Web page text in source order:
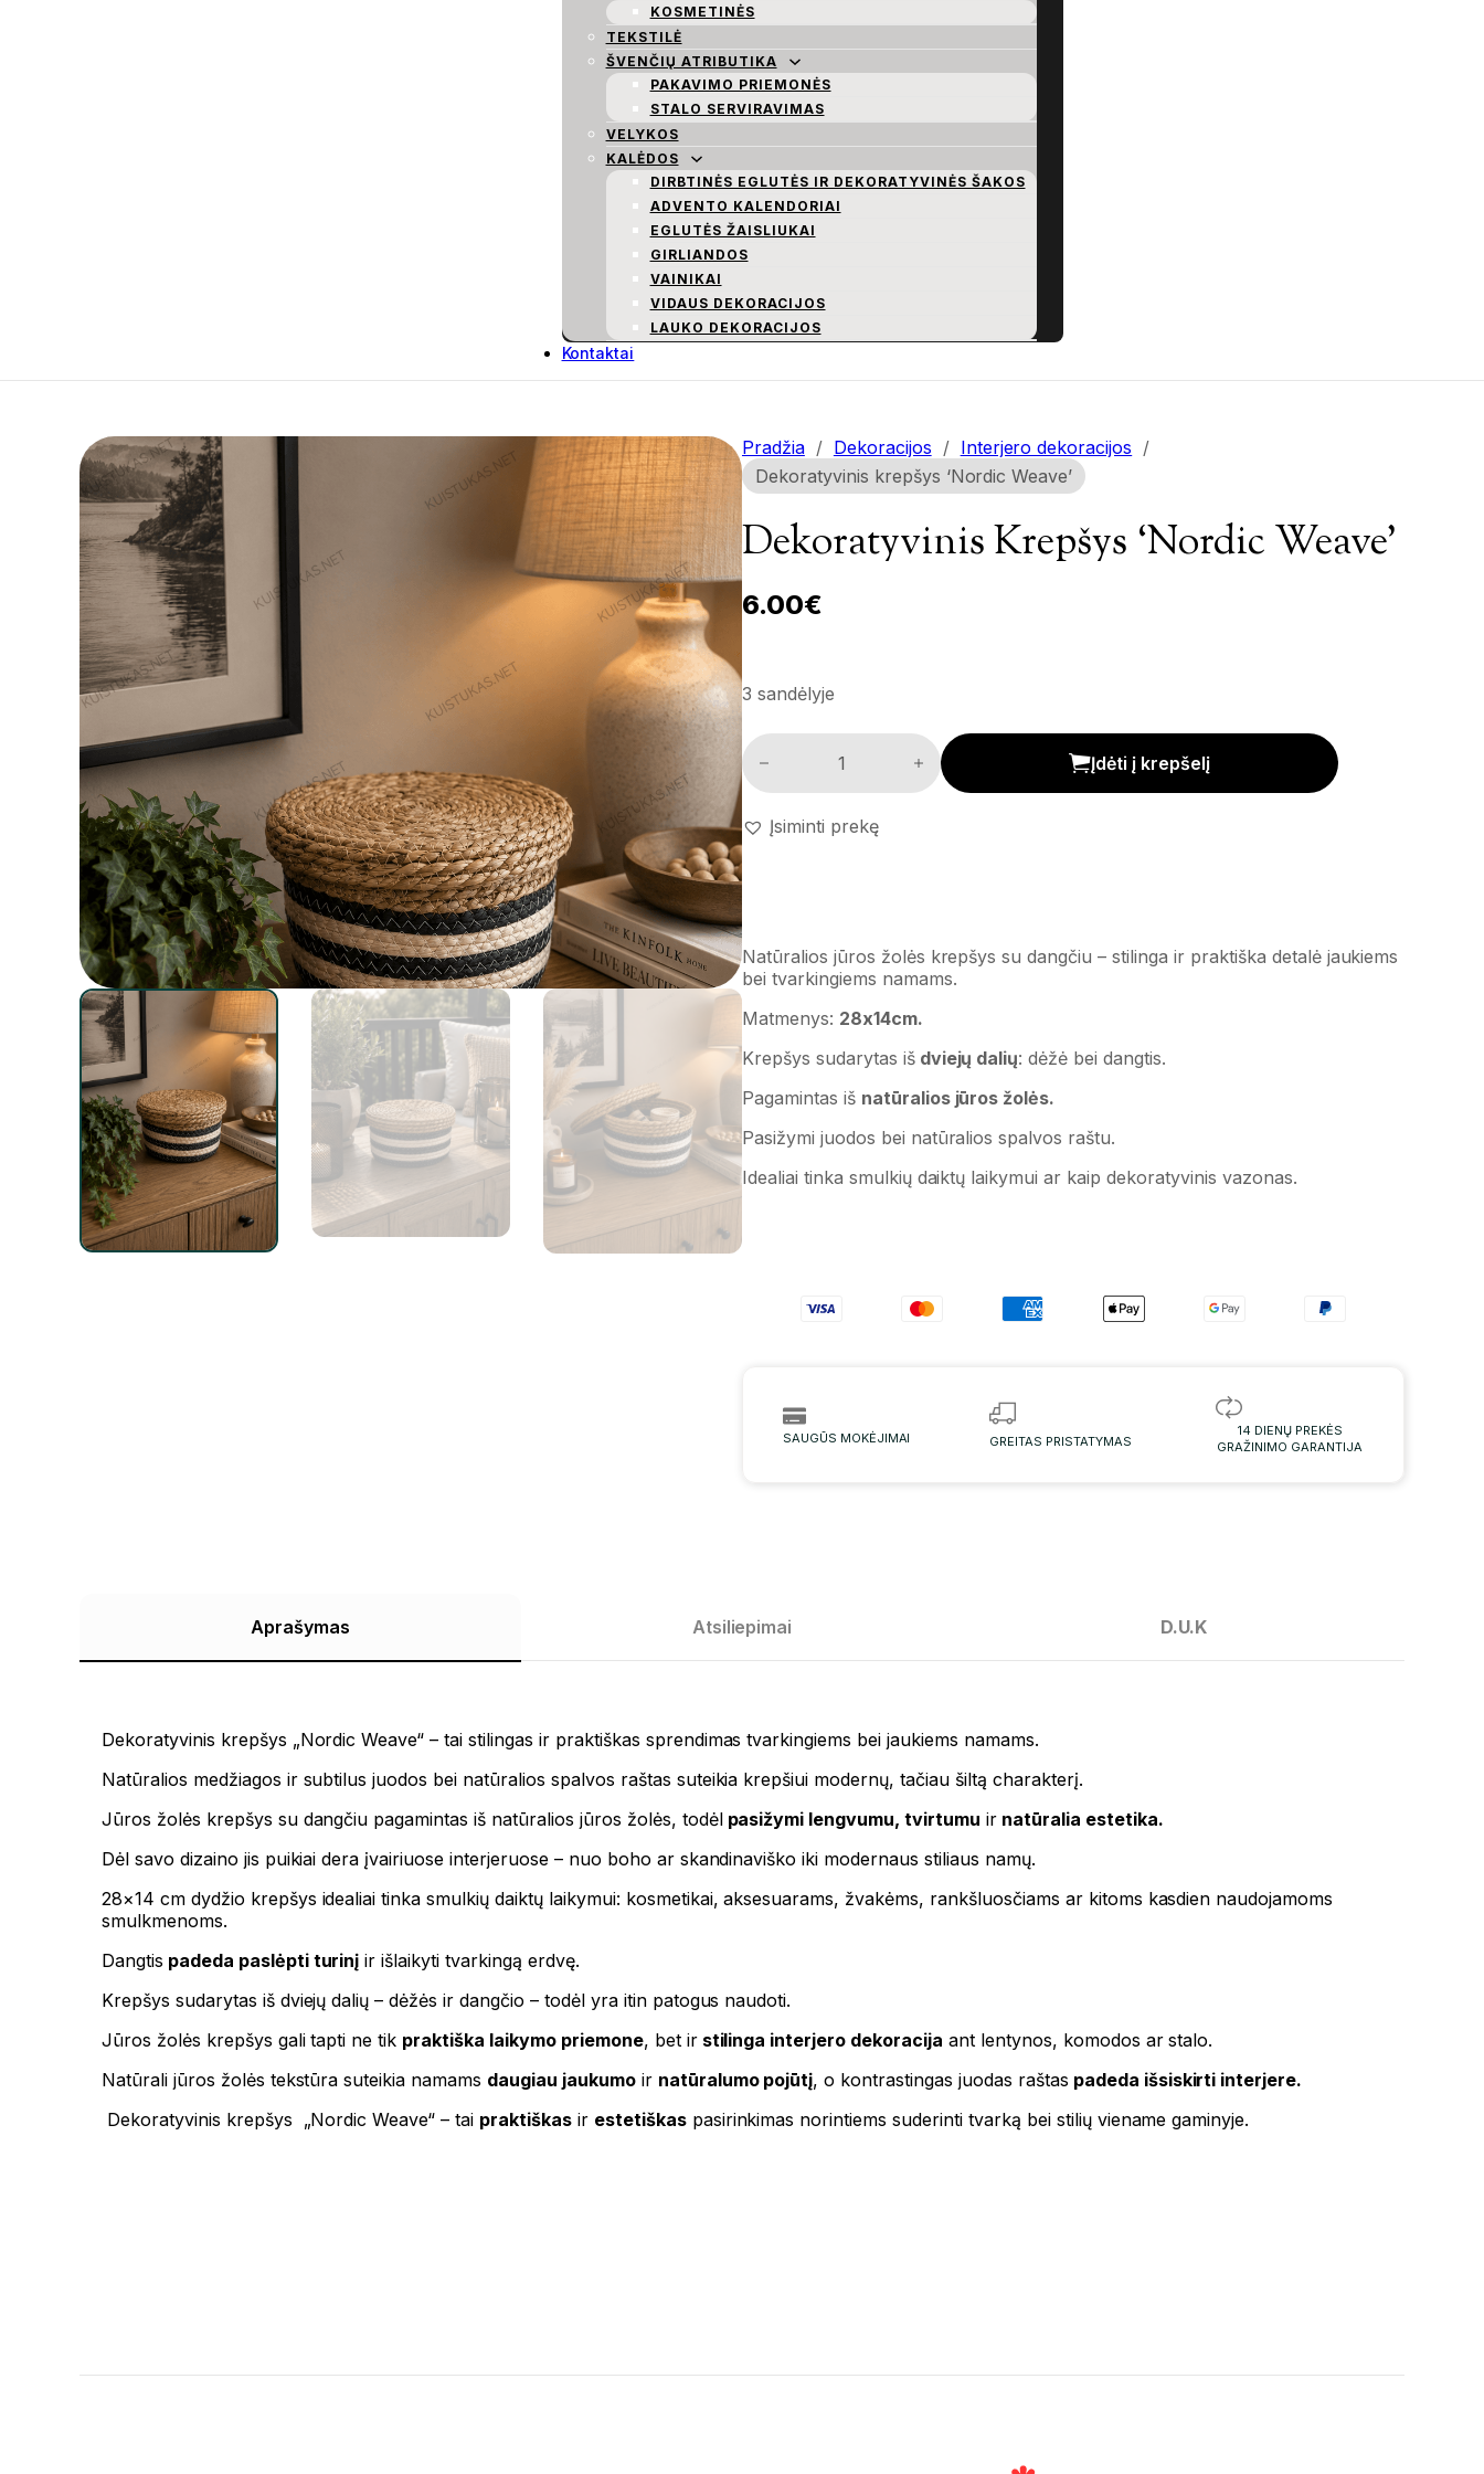
KOSMETINĖS
TEKSTILĖ
ŠVENČIŲ ATRIBUTIKA
PAKAVIMO PRIEMONĖS
STALO SERVIRAVIMAS
VELYKOS
KALĖDOS
DIRBTINĖS EGLUTĖS IR DEKORATYVINĖS ŠAKOS
ADVENTO KALENDORIAI
EGLUTĖS ŽAISLIUKAI
GIRLIANDOS
VAINIKAI
VIDAUS DEKORACIJOS
LAUKO DEKORACIJOS
Kontaktai
Pradžia / Dekoracijos / Interjero dekoracijos /
Dekoratyvinis krepšys ‘Nordic Weave’
Dekoratyvinis Krepšys ‘Nordic Weave’
6.00€
3 sandėlyje
Dekoratyvinis krepšys 'Nordic Weave' kiekis
Įdėti į krepšelį
Įsiminti prekę
Natūralios jūros žolės krepšys su dangčiu – stilinga ir praktiška detalė jaukiems
bei tvarkingiems namams.
Matmenys: 28x14cm.
Krepšys sudarytas išdviejų dalių: dėžė bei dangtis.
Pagamintas iš natūralios jūros žolės.
Pasižymi juodos bei natūralios spalvos raštu.
Idealiai tinka smulkių daiktų laikymui ar kaip dekoratyvinis vazonas.
SAUGŪS MOKĖJIMAI GREITAS PRISTATYMAS
14 DIENŲ PREKĖS
GRAŽINIMO GARANTIJA
Aprašymas Atsiliepimai D.U.K
Dekoratyvinis krepšys „Nordic Weave“ – tai stilingas ir praktiškas sprendimas tvarkingiems bei jaukiems namams.
Natūralios medžiagos ir subtilus juodos bei natūralios spalvos raštas suteikia krepšiui modernų, tačiau šiltą charakterį.
Jūros žolės krepšys su dangčiu pagamintas iš natūralios jūros žolės, todėlpasižymi lengvumu, tvirtumu irnatūralia estetika.
Dėl savo dizaino jis puikiai dera įvairiuose interjeruose – nuo boho ar skandinaviško iki modernaus stiliaus namų.
28×14 cm dydžio krepšys idealiai tinka smulkių daiktų laikymui: kosmetikai, aksesuarams, žvakėms, rankšluosčiams ar kitoms kasdien naudojamoms
smulkmenoms.
Dangtis padeda paslėpti turinį ir išlaikyti tvarkingą erdvę.
Krepšys sudarytas iš dviejų dalių – dėžės ir dangčio – todėl yra itin patogus naudoti.
Jūros žolės krepšys gali tapti ne tik praktiška laikymo priemone, bet irstilinga interjero dekoracija ant lentynos, komodos ar stalo.
Natūrali jūros žolės tekstūra suteikia namams daugiau jaukumoir natūralumo pojūtį, o kontrastingas juodas raštas padeda išsiskirti interjere.
Dekoratyvinis krepšys „Nordic Weave“ – tai praktiškasir estetiškaspasirinkimas norintiems suderinti tvarką bei stilių viename gaminyje.